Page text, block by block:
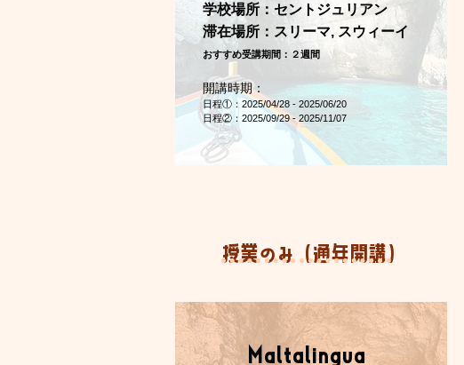
​学校場所：セントジュリアン
​滞在場所：スリーマ, スウィーイ
おすすめ受講期間：２週間
開講時期：
​日程①：2025/04/28 - 2025/06/20
​日程②：2025/09/29 - 2025/11/07
​授業のみ（通年開講）
Maltalingua